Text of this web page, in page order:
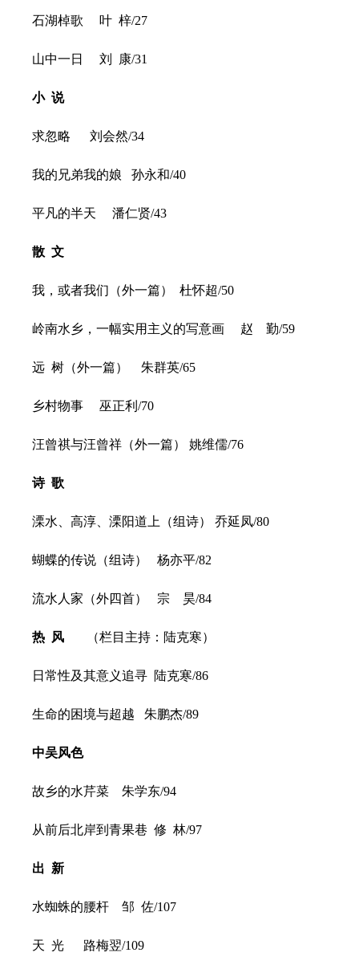
石湖棹歌 叶 梓/27
山中一日 刘 康/31
小 说
求忽略 刘会然/34
我的兄弟我的娘 孙永和/40
平凡的半天 潘仁贤/43
散 文
我，或者我们（外一篇） 杜怀超/50
岭南水乡，一幅实用主义的写意画 赵 勤/59
远 树（外一篇） 朱群英/65
乡村物事 巫正利/70
汪曾祺与汪曾祥（外一篇） 姚维儒/76
诗 歌
溧水、高淳、溧阳道上（组诗） 乔延凤/80
蝴蝶的传说（组诗） 杨亦平/82
流水人家（外四首） 宗 昊/84
热 风 （栏目主持：陆克寒）
日常性及其意义追寻 陆克寒/86
生命的困境与超越 朱鹏杰/89
中吴风色
故乡的水芹菜 朱学东/94
从前后北岸到青果巷 修 林/97
出 新
水蜘蛛的腰杆 邹 佐/107
天 光 路梅翌/109